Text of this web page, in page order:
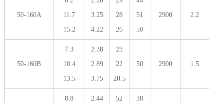
50-160A
11.7
15.2
3.25
4.22
28
26
51
50
2900 2.2
50-160B
7.3
10.4
13.5
2.38
2.89
3.75
23
22
20.5
50 2900 1.5
8.8
2.44
52
38